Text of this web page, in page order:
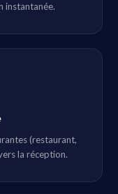
instantanée.
(restaurant,
la réception.